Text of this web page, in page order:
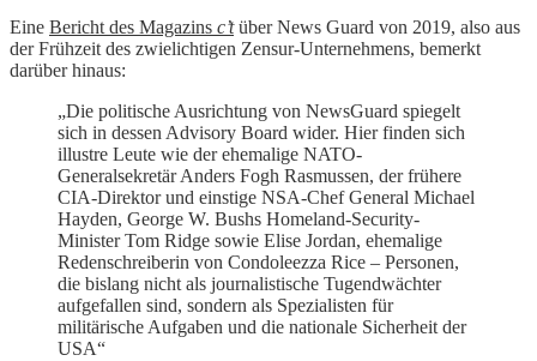
Eine Bericht des Magazins c’tüber News Guard von 2019, also aus
der Frühzeit des zwielichtigen Zensur-Unternehmens, bemerkt
darüber hinaus:
„Die politische Ausrichtung von NewsGuard spiegelt
sich in dessen Advisory Board wider. Hier finden sich
illustre Leute wie der ehemalige NATO-
Generalsekretär Anders Fogh Rasmussen, der frühere
CIA-Direktor und einstige NSA-Chef General Michael
Hayden, George W. Bushs Homeland-Security-
Minister Tom Ridge sowie Elise Jordan, ehemalige
Redenschreiberin von Condoleezza Rice – Personen,
die bislang nicht als journalistische Tugendwächter
aufgefallen sind, sondern als Spezialisten für
militärische Aufgaben und die nationale Sicherheit der
USA“